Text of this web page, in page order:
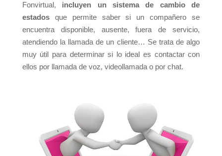
Fonvirtual, incluyen un sistema de cambio de
estadosque permite saber si un compañero se
encuentra disponible, ausente, fuera de servicio,
atendiendo la llamada de un cliente… Se trata de algo
muy útil para determinar si lo ideal es contactar con
ellos por llamada de voz, videollamada o por chat.